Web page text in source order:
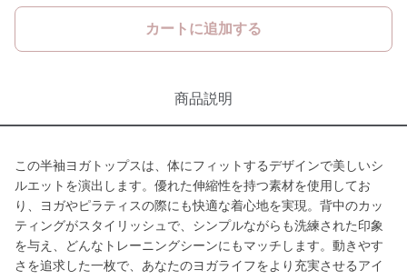
カートに追加する
商品説明
この半袖ヨガトップスは、体にフィットするデザインで美しいシ
ルエットを演出します。優れた伸縮性を持つ素材を使用してお
り、ヨガやピラティスの際にも快適な着心地を実現。背中のカッ
ティングがスタイリッシュで、シンプルながらも洗練された印象
を与え、どんなトレーニングシーンにもマッチします。動きやす
さを追求した一枚で、あなたのヨガライフをより充実させるアイ